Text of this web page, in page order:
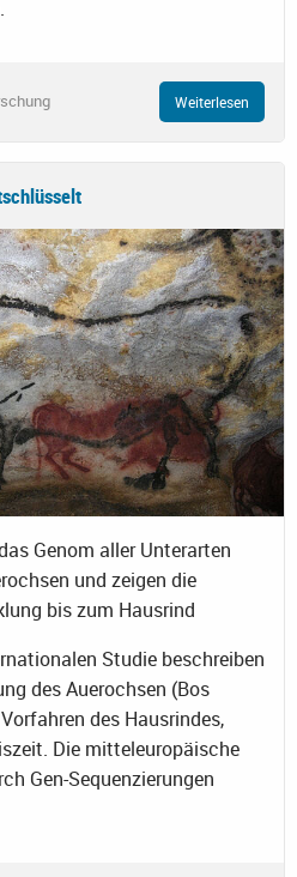
Weiterlesen
Genom aller Unterarten
und zeigen die
bis zum Hausrind
Studie beschreiben
des Auerochsen (Bos
des Hausrindes,
Die mitteleuropäische
Gen-Sequenzierungen